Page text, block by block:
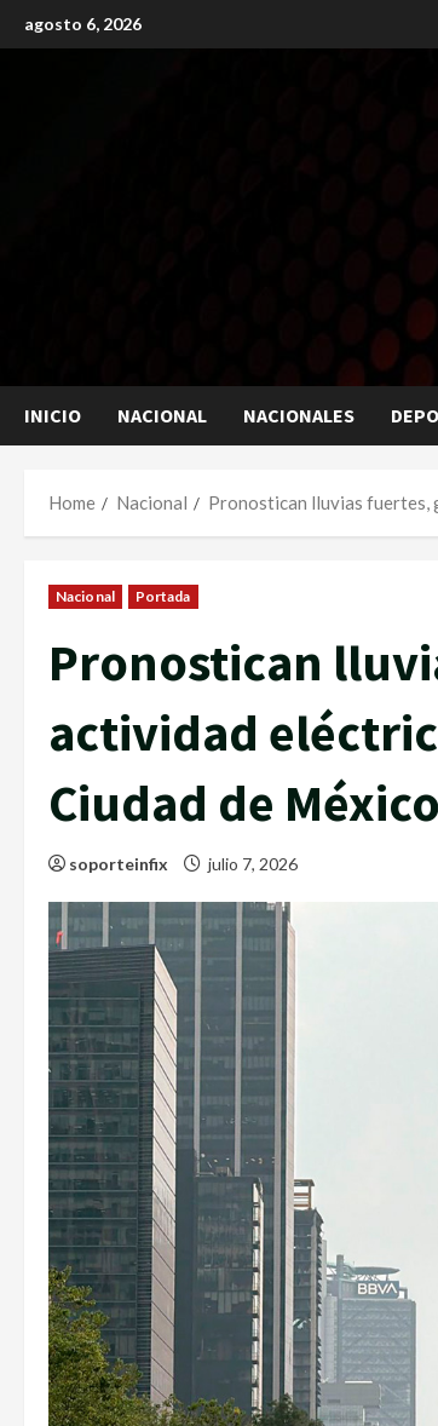
to
agosto 6, 2026
INICIO NACIONAL NACIONALES
Home Nacional Pronostican lluvias fuertes,
Nacional Portada
Pronostican
actividad
Ciudad de México
soporteinfix julio 7, 2026